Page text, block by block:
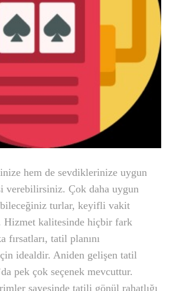
hem de sevdiklerinize uygun
verebilirsiniz. Çok daha uygun
turlar, keyifli vakit
Hizmet kalitesinde hiçbir fark
fırsatları, tatil planını
idealdir. Aniden gelişen tatil
pek çok seçenek mevcuttur.
sayesinde tatili gönül rahatlığı